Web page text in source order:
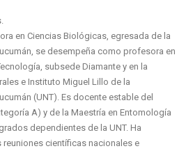
en Ciencias Biológicas, egresada de la
se desempeña como profesora en
subsede Diamante y en la
e Instituto Miguel Lillo de la
(UNT). Es docente estable del
A) y de la Maestría en Entomología
dependientes de la UNT. Ha
científicas nacionales e